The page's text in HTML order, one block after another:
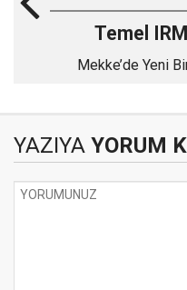
Temel
Mekke’de Yeni
YAZIYA YORUM